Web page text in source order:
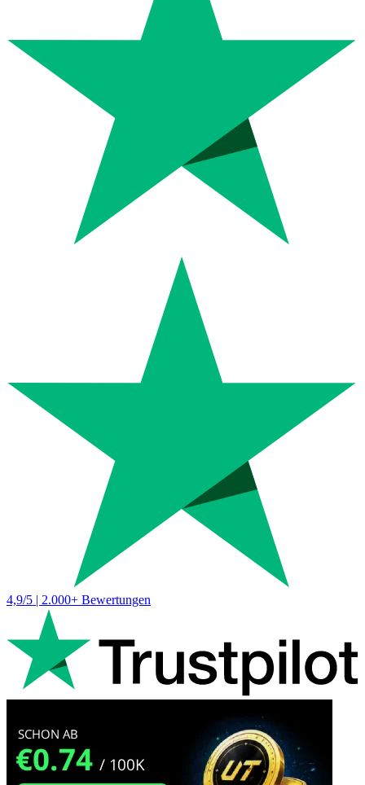
4,9/5 | 2.000+ Bewertungen